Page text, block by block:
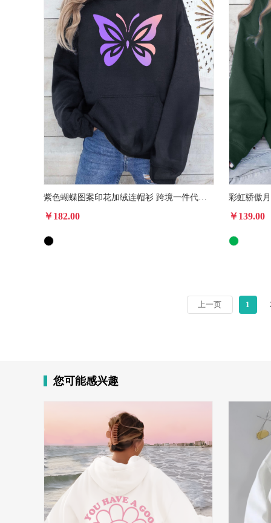
紫色蝴蝶图案印花加绒连帽衫 跨境一件代发男女装秋冬款卫衣
￥182.00 ￥139.00
上一页 1
您可能感兴趣